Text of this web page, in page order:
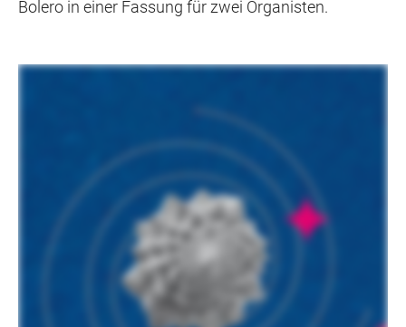
Bolero in einer Fassung für zwei Organisten.